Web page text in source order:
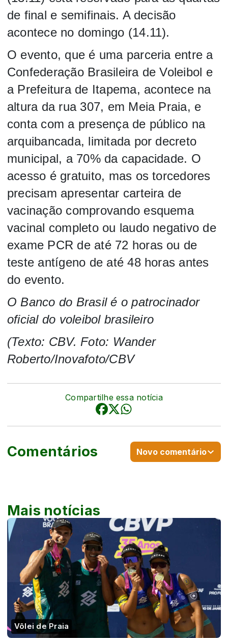
de final e semifinais. A decisão
acontece no domingo (14.11).
O evento, que é uma parceria entre a
Confederação Brasileira de Voleibol e
a Prefeitura de Itapema, acontece na
altura da rua 307, em Meia Praia, e
conta com a presença de público na
arquibancada, limitada por decreto
municipal, a 70% da capacidade. O
acesso é gratuito, mas os torcedores
precisam apresentar carteira de
vacinação comprovando esquema
vacinal completo ou laudo negativo de
exame PCR de até 72 horas ou de
teste antígeno de até 48 horas antes
do evento.
O Banco do Brasil é o patrocinador
oficial do voleibol brasileiro
(Texto: CBV. Foto: Wander
Roberto/Inovafoto/CBV
Compartilhe essa notícia
Comentários Novo comentário
Mais notícias
Vôlei de Praia